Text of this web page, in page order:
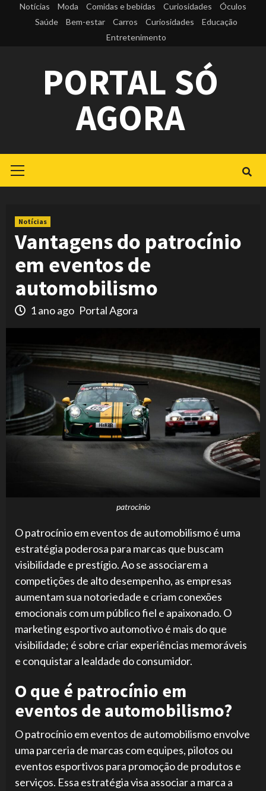
Notícias Moda Comidas e bebidas Curiosidades
Óculos
Saúde
Bem-estar Carros Curiosidades
Educação
Entretenimento
PORTAL SÓ
AGORA
Menu
Notícias
Vantagens do patrocínio
em eventos de
automobilismo
1 ano ago Portal Agora
patrocinio
O patrocínio em eventos de automobilismo é uma
estratégia poderosa para marcas que buscam
visibilidade e prestígio. Ao se associarem a
competições de alto desempenho, as empresas
aumentam sua notoriedade e criam conexões
emocionais com um público fiel e apaixonado. O
marketing esportivo automotivo é mais do que
visibilidade; é sobre criar experiências memoráveis ​​
e conquistar a lealdade do consumidor.
O que é patrocínio em
eventos de automobilismo?
O patrocínio em eventos de automobilismo envolve
uma parceria de marcas com equipes, pilotos ou
eventos esportivos para promoção de produtos e
serviços. Essa estratégia visa associar a marca a